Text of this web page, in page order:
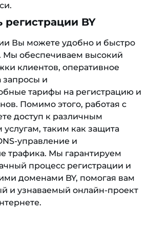
BY
Вы можете удобно и быстро
Мы обеспечиваем высокий
клиентов, оперативное
запросы и
тарифы на регистрацию и
Помимо этого, работая с
доступ к различным
таким как защита
управление и
трафика. Мы гарантируем
процесс регистрации и
доменами BY, помогая вам
и узнаваемый онлайн-проект